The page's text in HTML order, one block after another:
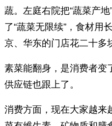
蔬。左庭右院把“蔬菜产
了“蔬菜无限续”，食材用
京、华东的门店花二十多
素菜能翻身，是消费者变
供应链也跟上了。
消费方面，现在大家越来